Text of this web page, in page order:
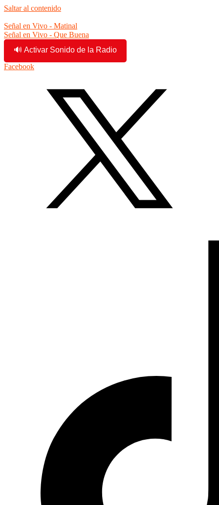
Saltar al contenido
Señal en Vivo - Matinal
Señal en Vivo - Que Buena
🔊 Activar Sonido de la Radio
Facebook